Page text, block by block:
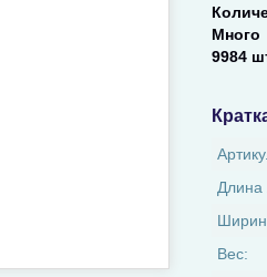
Много
9984
Длина
Вес: